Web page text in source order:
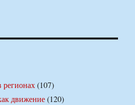
регионах(107)
движение(120)